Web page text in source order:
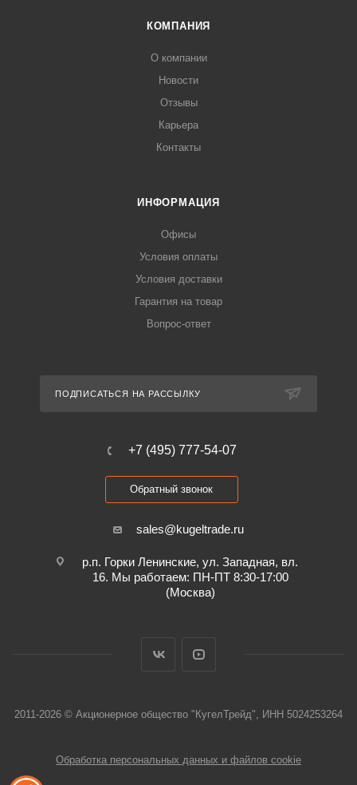
КОМПАНИЯ
О компании
Новости
Отзывы
Карьера
Контакты
ИНФОРМАЦИЯ
Офисы
Условия оплаты
Условия доставки
Гарантия на товар
Вопрос-ответ
ПОДПИСАТЬСЯ НА РАССЫЛКУ
+7 (495) 777-54-07
Обратный звонок
sales@kugeltrade.ru
р.п. Горки Ленинские, ул. Западная, вл.
16. Мы работаем: ПН-ПТ 8:30-17:00
(Москва)
2011-2026 © Акционерное общество "КугелТрейд", ИНН 5024253264
Обработка персональных данных и файлов cookie